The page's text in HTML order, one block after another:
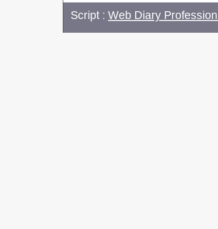
Script : Web Diary